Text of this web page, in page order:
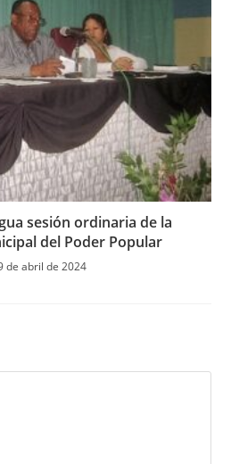
sesión ordinaria de la
del Poder Popular
de abril de 2024